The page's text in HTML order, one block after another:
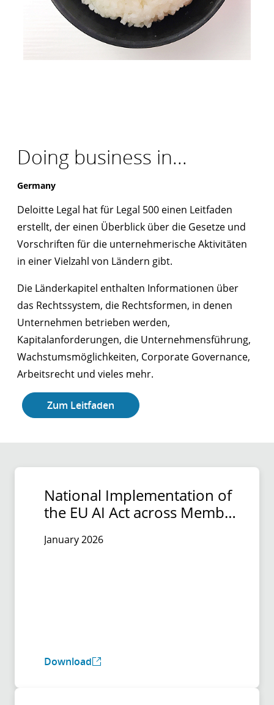
Doing business in...
Germany
Deloitte Legal hat für Legal 500 einen Leitfaden
erstellt, der einen Überblick über die Gesetze und
Vorschriften für die unternehmerische Aktivitäten
in einer Vielzahl von Ländern gibt.
Die Länderkapitel enthalten Informationen über
das Rechtssystem, die Rechtsformen, in denen
Unternehmen betrieben werden,
Kapitalanforderungen, die Unternehmensführung,
Wachstumsmöglichkeiten, Corporate Governance,
Arbeitsrecht und vieles mehr.
Zum Leitfaden
National Implementation of
the EU AI Act across Member
January 2026
Download